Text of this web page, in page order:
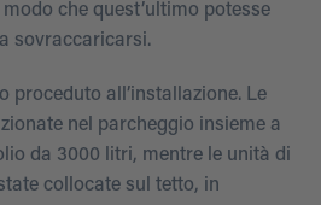
che quest’ultimo potesse
sovraccaricarsi.
proceduto all’installazione. Le
nel parcheggio insieme a
da 3000 litri, mentre le unità di
collocate sul tetto, in